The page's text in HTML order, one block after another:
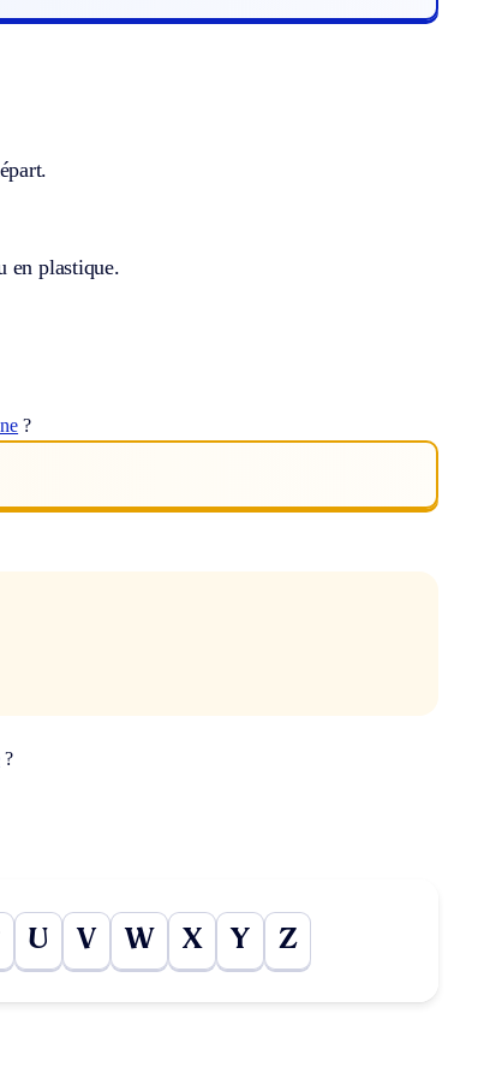
en plastique.
?
?
U V W X Y Z